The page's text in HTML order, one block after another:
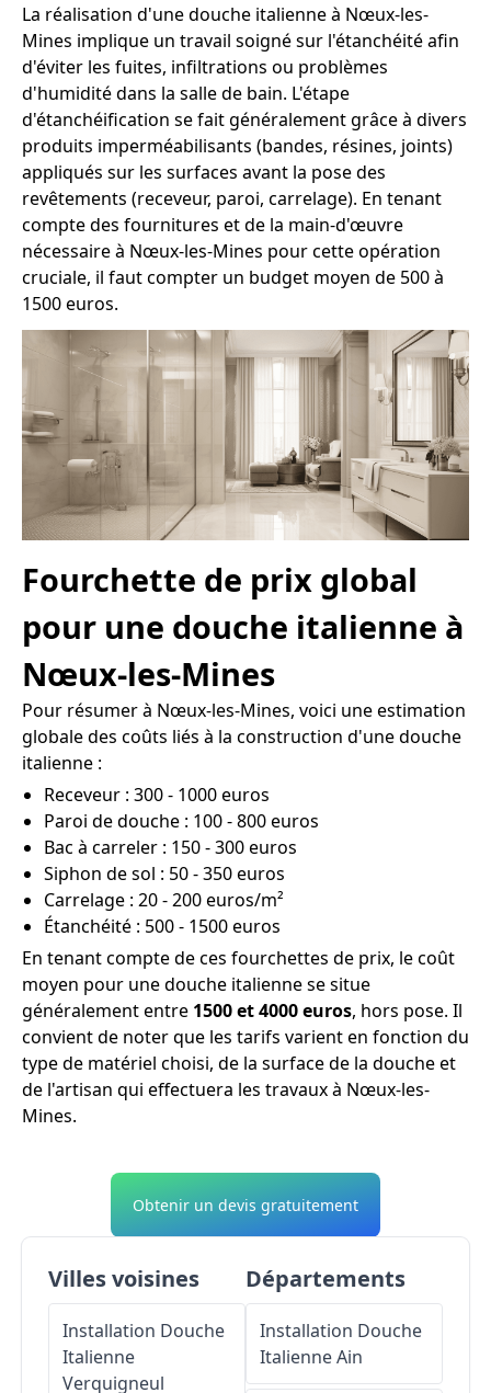
La réalisation d'une douche italienne à Nœux-les-
Mines implique un travail soigné sur l'étanchéité afin
d'éviter les fuites, infiltrations ou problèmes
d'humidité dans la salle de bain. L'étape
d'étanchéification se fait généralement grâce à divers
produits imperméabilisants (bandes, résines, joints)
appliqués sur les surfaces avant la pose des
revêtements (receveur, paroi, carrelage). En tenant
compte des fournitures et de la main-d'œuvre
nécessaire à Nœux-les-Mines pour cette opération
cruciale, il faut compter un budget moyen de 500 à
1500 euros.
Fourchette de prix global
pour une douche italienne à
Nœux-les-Mines
Pour résumer à Nœux-les-Mines, voici une estimation
globale des coûts liés à la construction d'une douche
italienne :
Receveur : 300 - 1000 euros
Paroi de douche : 100 - 800 euros
Bac à carreler : 150 - 300 euros
Siphon de sol : 50 - 350 euros
Carrelage : 20 - 200 euros/m²
Étanchéité : 500 - 1500 euros
En tenant compte de ces fourchettes de prix, le coût
moyen pour une douche italienne se situe
généralement entre 1500 et 4000 euros, hors pose. Il
convient de noter que les tarifs varient en fonction du
type de matériel choisi, de la surface de la douche et
de l'artisan qui effectuera les travaux à Nœux-les-
Mines.
Obtenir un devis gratuitement
Villes voisines
Installation Douche
Italienne
Verquigneul
Départements
Installation Douche
ItalienneAin